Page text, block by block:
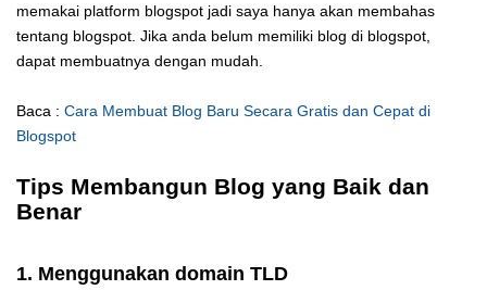
memakai platform blogspot jadi saya hanya akan membahas
tentang blogspot. Jika anda belum memiliki blog di blogspot,
dapat membuatnya dengan mudah.
Baca : Cara Membuat Blog Baru Secara Gratis dan Cepat di
Blogspot
Tips Membangun Blog yang Baik dan
Benar
1. Menggunakan domain TLD